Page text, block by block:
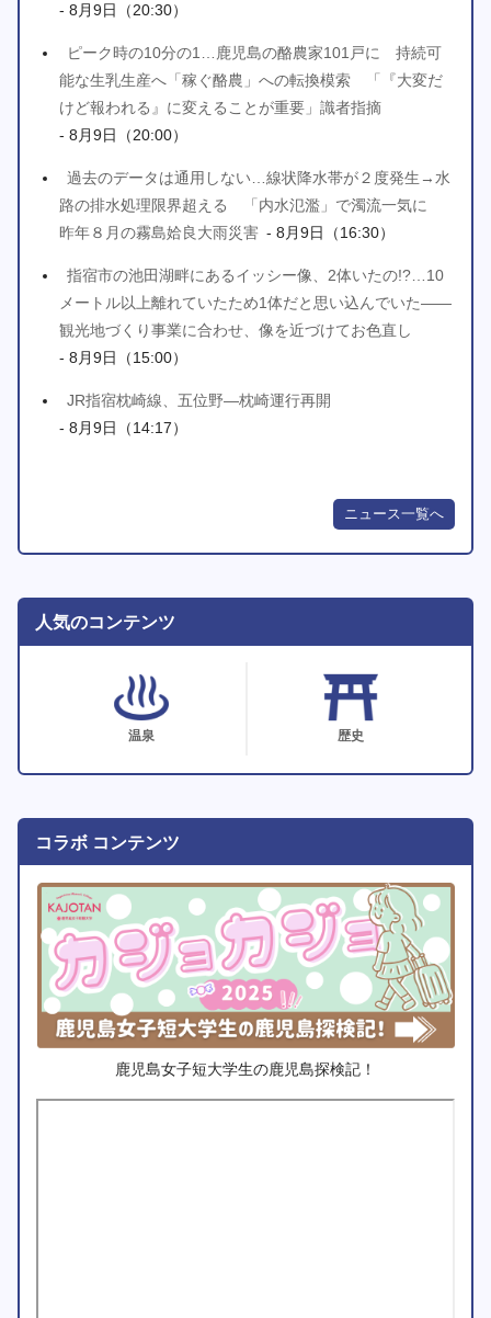
- 8月9日（20:30）
ピーク時の10分の1…鹿児島の酪農家101戸に 持続可
能な生乳生産へ「稼ぐ酪農」への転換模索 「『大変だ
けど報われる』に変えることが重要」識者指摘
- 8月9日（20:00）
過去のデータは通用しない…線状降水帯が２度発生→水
路の排水処理限界超える 「内水氾濫」で濁流一気に
昨年８月の霧島姶良大雨災害 - 8月9日（16:30）
指宿市の池田湖畔にあるイッシー像、2体いたの!?…10
メートル以上離れていたため1体だと思い込んでいた――
観光地づくり事業に合わせ、像を近づけてお色直し
- 8月9日（15:00）
JR指宿枕崎線、五位野―枕崎運行再開
- 8月9日（14:17）
ニュース一覧へ
人気のコンテンツ
温泉 歴史
コラボ コンテンツ
鹿児島女子短大学生の鹿児島探検記！